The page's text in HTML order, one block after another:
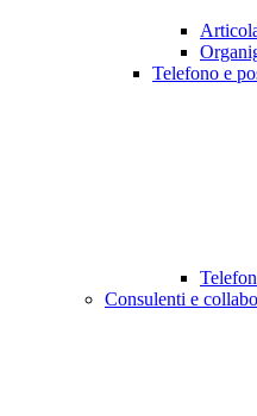
Telefono e
Consulenti e